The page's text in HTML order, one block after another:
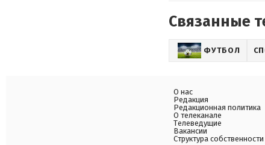
Связанные
ФУТБОЛ
О нас
Редакция
Редакционная политика
О телеканале
Телеведущие
Вакансии
Структура собственности